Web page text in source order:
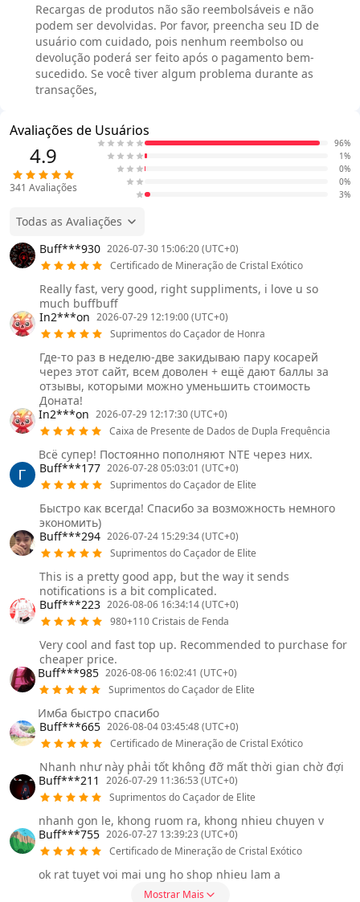
Recargas de produtos não são reembolsáveis e não
podem ser devolvidas. Por favor, preencha seu ID de
usuário com cuidado, pois nenhum reembolso ou
devolução poderá ser feito após o pagamento bem-
sucedido. Se você tiver algum problema durante as
transações,
Avaliações de Usuários
4.9
341 Avaliações
96%
1%
0%
0%
3%
Todas as Avaliações
Buff***930 2026-07-30 15:06:20 (UTC+0)
Certificado de Mineração de Cristal Exótico
Really fast, very good, right suppliments, i love u so
much buffbuff
In2***on 2026-07-29 12:19:00 (UTC+0)
Suprimentos do Caçador de Honra
Где-то раз в неделю-две закидываю пару косарей
через этот сайт, всем доволен + ещё дают баллы за
отзывы, которыми можно уменьшить стоимость
Доната!
In2***on 2026-07-29 12:17:30 (UTC+0)
Caixa de Presente de Dados de Dupla Frequência
Всё супер! Постоянно пополняют NTE через них.
Buff***177 2026-07-28 05:03:01 (UTC+0)
Suprimentos do Caçador de Elite
Быстро как всегда! Спасибо за возможность немного
экономить)
Buff***294 2026-07-24 15:29:34 (UTC+0)
Suprimentos do Caçador de Elite
This is a pretty good app, but the way it sends
notifications is a bit complicated.
Buff***223 2026-08-06 16:34:14 (UTC+0)
980+110 Cristais de Fenda
Very cool and fast top up. Recommended to purchase for
cheaper price.
Buff***985 2026-08-06 16:02:41 (UTC+0)
Suprimentos do Caçador de Elite
Имба быстро спасибо
Buff***665 2026-08-04 03:45:48 (UTC+0)
Certificado de Mineração de Cristal Exótico
Nhanh như này phải tốt không đỡ mất thời gian chờ đợi
Buff***211
2026-07-29 11:36:53 (UTC+0)
Suprimentos do Caçador de Elite
nhanh gon le, khong ruom ra, khong nhieu chuyen v
Buff***755 2026-07-27 13:39:23 (UTC+0)
Certificado de Mineração de Cristal Exótico
ok rat tuyet voi mai ung ho shop nhieu lam a
Mostrar Mais